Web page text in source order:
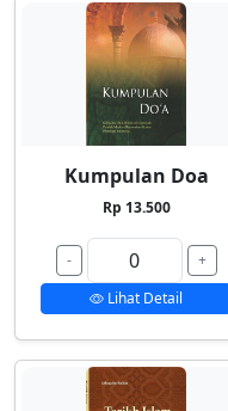
Kumpulan Doa
Rp 13.500
-
+
Lihat Detail